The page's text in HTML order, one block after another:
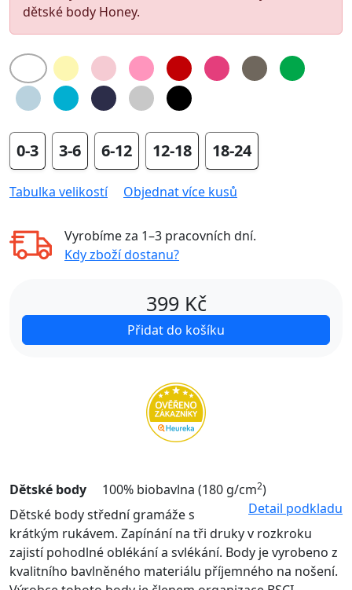
dětské body Honey.
0-3 3-6 6-12 12-18 18-24
Tabulka velikostí Objednat více kusů
Vyrobíme za 1–3 pracovních dní.
Kdy zboží dostanu?
399 Kč
Přidat do košíku
Dětské body 100% biobavlna (180 g/cm2)
Detail podkladu
Dětské body střední gramáže s
krátkým rukávem. Zapínání na tři druky v rozkroku
zajistí pohodlné oblékání a svlékání. Body je vyrobeno z
kvalitního bavlněného materiálu příjemného na nošení.